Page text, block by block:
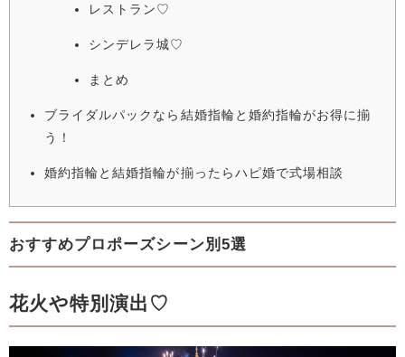
レストラン♡
シンデレラ城♡
まとめ
ブライダルパックなら結婚指輪と婚約指輪がお得に揃
う！
婚約指輪と結婚指輪が揃ったらハピ婚で式場相談
おすすめプロポーズシーン別5選
花火や特別演出♡